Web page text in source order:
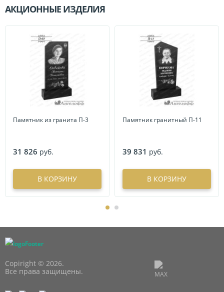
АКЦИОННЫЕ ИЗДЕЛИЯ
Памятник из гранита П-3
31 826 руб.
В КОРЗИНУ
Памятник гранитный П-11
39 831 руб.
В КОРЗИНУ
Copiright © 2026.
Все права защищены.